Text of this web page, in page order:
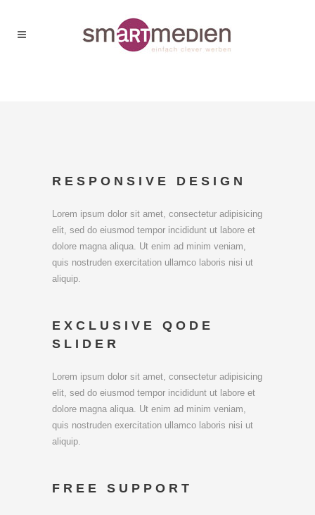
RESPONSIVE DESIGN
Lorem ipsum dolor sit amet, consectetur adipisicing
elit, sed do eiusmod tempor incididunt ut labore et
dolore magna aliqua. Ut enim ad minim veniam,
quis nostruden exercitation ullamco laboris nisi ut
aliquip.
EXCLUSIVE QODE
SLIDER
Lorem ipsum dolor sit amet, consectetur adipisicing
elit, sed do eiusmod tempor incididunt ut labore et
dolore magna aliqua. Ut enim ad minim veniam,
quis nostruden exercitation ullamco laboris nisi ut
aliquip.
FREE SUPPORT